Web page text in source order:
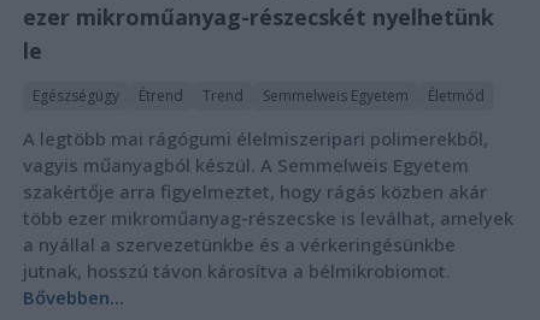
ezer mikroműanyag-részecskét nyelhetünk
le
Egészségügy Étrend Trend Semmelweis Egyetem Életmód
A legtöbb mai rágógumi élelmiszeripari polimerekből,
vagyis műanyagból készül. A Semmelweis Egyetem
szakértője arra figyelmeztet, hogy rágás közben akár
több ezer mikroműanyag-részecske is leválhat, amelyek
a nyállal a szervezetünkbe és a vérkeringésünkbe
jutnak, hosszú távon károsítva a bélmikrobiomot.
Bővebben...